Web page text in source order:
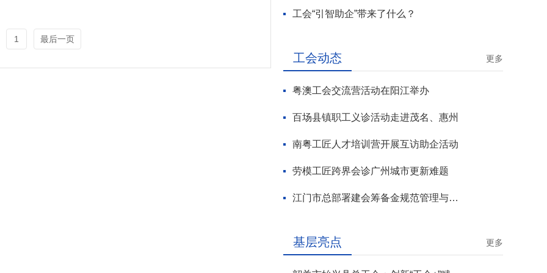
1 最后一页
工会“引智助企”带来了什么？
工会动态 更多
粤澳工会交流营活动在阳江举办
百场县镇职工义诊活动走进茂名、惠州
南粤工匠人才培训营开展互访助企活动
劳模工匠跨界会诊广州城市更新难题
江门市总部署建会筹备金规范管理与基层工会组建攻坚行动
基层亮点 更多